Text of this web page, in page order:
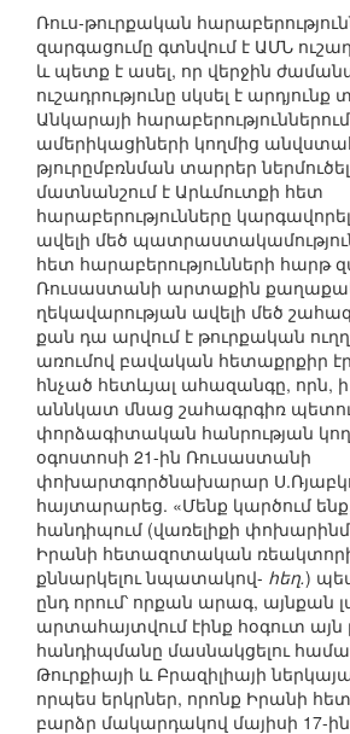
Ռուս-թուրքական
զարգացումը գտնվում է ԱՄՆ
և պետք է ասել, որ վերջին
ուշադրությունը սկսել է
Անկարայի հարաբերություններում
ամերիկացիների կողմից
թյուրըմբռնման տարրեր
մատնանշում է Արևմուտքի հետ
հարաբերությունները
ավելի մեծ
հետ հարաբերությունների հարթ
Ռուսաստանի արտաքին
ղեկավարության ավելի մեծ
քան դա արվում է թուրքական
առումով բավական հետաքրքիր
հնչած հետևյալ ահազանգը, որն,
աննկատ մնաց շահագրգիռ
փորձագիտական հանրության
օգոստոսի 21-ին Ռուսաստանի
փոխարտգործնախարար
հայտարարեց. «Մենք կարծում
հանդիպում (վառելիքի
Իրանի հետազոտական
քննարկելու նպատակով- հեղ.)
ընդ որում՝ որքան արագ, այնքան
արտահայտվում էինք հօգուտ այն
հանդիպմանը մասնակցելու
Թուրքիայի և Բրազիլիայի
որպես երկրներ, որոնք Իրանի
բարձր մակարդակով մայիսի 17-